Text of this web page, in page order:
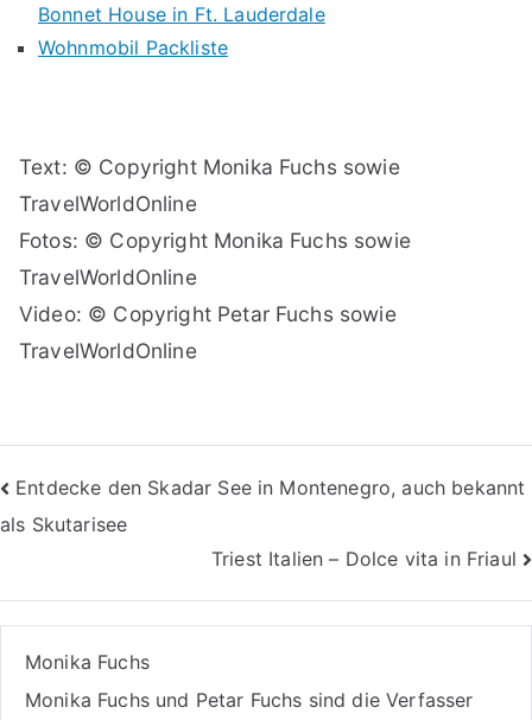
Bonnet House in Ft. Lauderdale
Wohnmobil Packliste
Text: © Copyright Monika Fuchs sowie
TravelWorldOnline
Fotos: © Copyright Monika Fuchs sowie
TravelWorldOnline
Video: © Copyright Petar Fuchs sowie
TravelWorldOnline
Beitragsnavigation
Entdecke den Skadar See in Montenegro, auch bekannt
als Skutarisee
Triest Italien – Dolce vita in Friaul
Monika Fuchs
Monika Fuchs und Petar Fuchs sind die Verfasser